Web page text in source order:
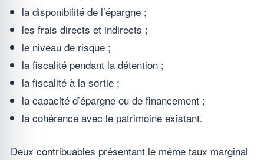
la disponibilité de l’épargne ;
les frais directs et indirects ;
le niveau de risque ;
la fiscalité pendant la détention ;
la fiscalité à la sortie ;
la capacité d’épargne ou de financement ;
la cohérence avec le patrimoine existant.
Deux contribuables présentant le même taux marginal